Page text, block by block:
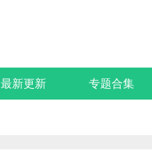
最新更新 专题合集